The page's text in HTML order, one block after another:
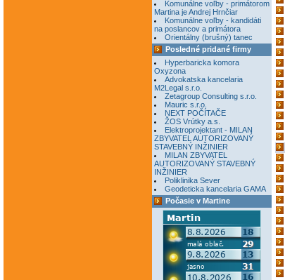
Komunálne voľby - primátorom
Martina je Andrej Hrnčiar
Komunálne voľby - kandidáti
na poslancov a primátora
Orientálny (brušný) tanec
Posledné pridané firmy
Hyperbaricka komora
Oxyzona
Advokatska kancelaria
M2Legal s.r.o.
Zetagroup Consulting s.r.o.
Mauric s.r.o.
NEXT POČÍTAČE
ŽOS Vrútky a.s.
Elektroprojektant - MILAN
ZBYVATEL AUTORIZOVANÝ
STAVEBNÝ INŽINIER
MILAN ZBYVATEL
AUTORIZOVANÝ STAVEBNÝ
INŽINIER
Poliklinika Sever
Geodeticka kancelaria GAMA
Počasie v Martine